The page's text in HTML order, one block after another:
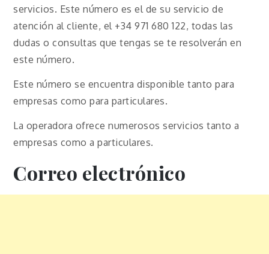
servicios. Este número es el de su servicio de
atención al cliente, el +34 971 680 122, todas las
dudas o consultas que tengas se te resolverán en
este número.
Este número se encuentra disponible tanto para
empresas como para particulares.
La operadora ofrece numerosos servicios tanto a
empresas como a particulares.
Correo electrónico